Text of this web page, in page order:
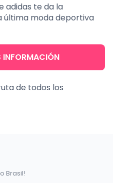
adidas te da la
última moda deportiva
INFORMACIÓN
de todos los
Brasil!